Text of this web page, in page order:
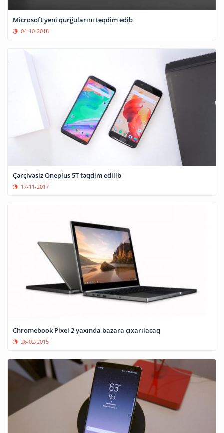
Microsoft yeni qurğularını təqdim edib
04-10-2018
Çərçivəsiz Oneplus 5T təqdim edilib
17-11-2017
Chromebook Pixel 2 yaxında bazara çıxarılacaq
26-02-2015